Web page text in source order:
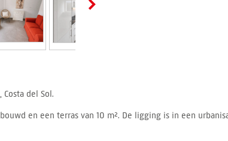
del Sol.
en een terras van 10 m². De ligging is in een